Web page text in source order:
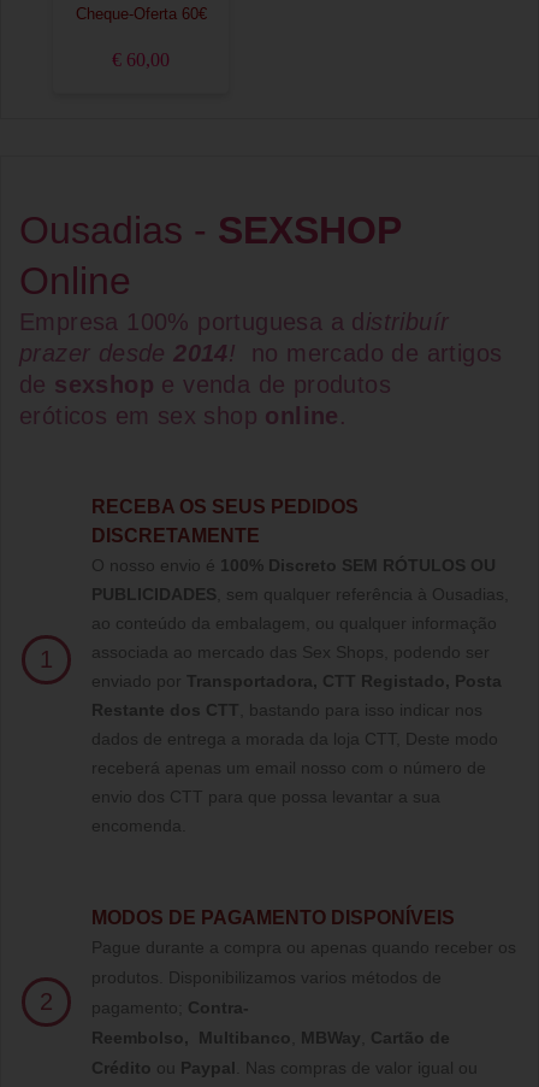
Cheque-Oferta 60€
€ 60,00
Ousadias - SEXSHOP
Online
Empresa 100% portuguesa a d istribuír
prazer desde2014!
no mercado de artigos
de sexshop e venda de produtos
eróticos em sex shop online.
1
RECEBA OS SEUS PEDIDOS
DISCRETAMENTE
O nosso envio é 100% Discreto SEM RÓTULOS OU
PUBLICIDADES , sem qualquer referência à Ousadias,
ao conteúdo da embalagem, ou qualquer informação
associada ao mercado das Sex Shops, podendo ser
enviado por Transportadora, CTT Registado, Posta
Restante dos CTT , bastando para isso indicar nos
dados de entrega a morada da loja CTT, Deste modo
receberá apenas um email nosso com o número de
envio dos CTT para que possa levantar a sua
encomenda.
2
MODOS DE PAGAMENTO DISPONÍVEIS
Pague durante a compra ou apenas quando receber os
produtos. Disponibilizamos varios métodos de
pagamento; Contra-
Reembolso, Multibanco MBWay
Cartão de
Crédito ou Paypal
Nas compras de valor igual ou